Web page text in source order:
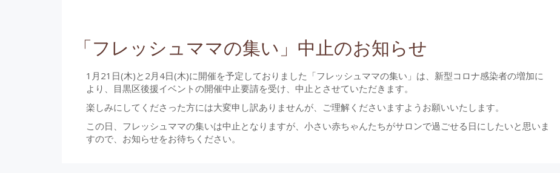
「フレッシュママの集い」中止のお知らせ
1月21日(木)と2月4日(木)に開催を予定しておりました「フレッシュママの集い」は、新型コロナ感染者の増加に
より、目黒区後援イベントの開催中止要請を受け、中止とさせていただきます。
楽しみにしてくださった方には大変申し訳ありませんが、ご理解くださいますようお願いいたします。
この日、フレッシュママの集いは中止となりますが、小さい赤ちゃんたちがサロンで過ごせる日にしたいと思いま
すので、お知らせをお待ちください。